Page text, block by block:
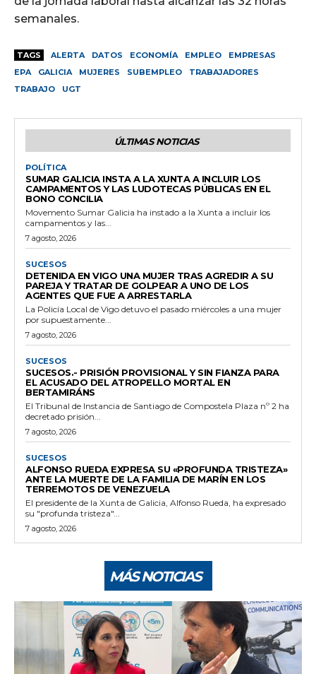
semanales.
TAGS ALERTA DATOS ECONOMÍA EMPLEO
EMPRESAS
EPA
GALICIA MUJERES SUBEMPLEO
TRABAJADORES
TRABAJO
UGT
ÚLTIMAS NOTICIAS
POLÍTICA
SUMAR GALICIA INSTA A LA XUNTA A INCLUIR LOS
CAMPAMENTOS Y LAS LUDOTECAS PÚBLICAS EN EL
BONO CONCILIA
Movemento Sumar Galicia ha instado a la Xunta a incluir los
campamentos y las...
7 agosto, 2026
SUCESOS
DETENIDA EN VIGO UNA MUJER TRAS AGREDIR A SU
PAREJA Y TRATAR DE GOLPEAR A UNO DE LOS
AGENTES QUE FUE A ARRESTARLA
La Policía Local de Vigo detuvo el pasado miércoles a una mujer
por supuestamente...
7 agosto, 2026
SUCESOS
SUCESOS.- PRISIÓN PROVISIONAL Y SIN FIANZA PARA
EL ACUSADO DEL ATROPELLO MORTAL EN
BERTAMIRÁNS
El Tribunal de Instancia de Santiago de Compostela Plaza nº 2 ha
decretado prisión...
7 agosto, 2026
SUCESOS
ALFONSO RUEDA EXPRESA SU «PROFUNDA TRISTEZA»
ANTE LA MUERTE DE LA FAMILIA DE MARÍN EN LOS
TERREMOTOS DE VENEZUELA
El presidente de la Xunta de Galicia, Alfonso Rueda, ha expresado
su "profunda tristeza"...
7 agosto, 2026
MÁS NOTICIAS